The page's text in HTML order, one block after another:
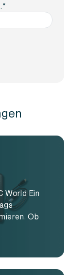
*
World Ein
Ob